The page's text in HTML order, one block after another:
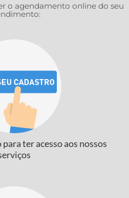
o agendamento online do seu
para ter acesso aos nossos